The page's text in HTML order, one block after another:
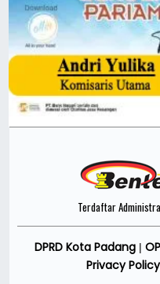
Terdaftar
DPRD Kota Padang|
Privacy Policy